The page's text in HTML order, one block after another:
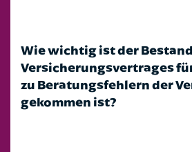
Wie wichtig ist der
Versicherungsvertrages
zu Beratungsfehlern der
gekommen ist?